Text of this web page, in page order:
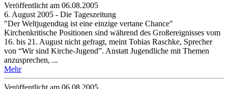
Veröffentlicht am 06­.08.2005
6. August 2005 - Die Tageszeitung
"Der Weltjugendtag ist eine einzige vertane Chance"
Kirchenkritische Positionen sind während des Großereignisses vom
16. bis 21. August nicht gefragt, meint Tobias Raschke, Sprecher
von “Wir sind Kirche-Jugend”. Anstatt Jugendliche mit Themen
anzusprechen, ...
Mehr
Veröffentlicht am 06­.08.2005